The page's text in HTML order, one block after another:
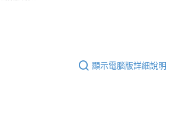
顯示電腦版詳細說明